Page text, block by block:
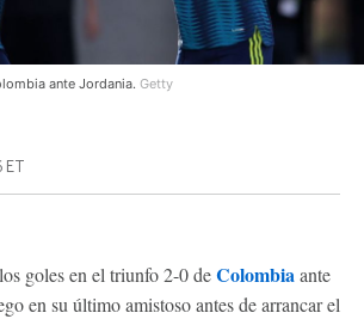
ante Jordania. Getty
goles en el triunfo 2-0 deColombiaante
en su último amistoso antes de arrancar el